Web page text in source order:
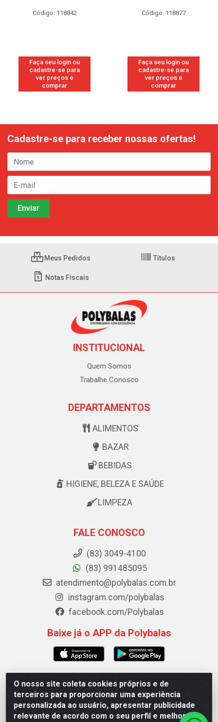
Código: 118842
Faça seu login ou
cadastre-se para
ver preços e
comprar
Código: 118877
Faça seu login ou
cadastre-se para
ver preços e
comprar
O nosso site coleta cookies próprios e de
terceiros para proporcionar uma experiência
personalizada ao usuário, apresentar publicidade
relevante de acordo com o seu perfil e melhorar a
Cadastre-se para receber nossas ofertas!
Meus Pedidos Títulos
Notas Fiscais
INSTITUCIONAL
Quem Somos
Trabalhe Conosco
DEPARTAMENTOS
ALIMENTOS
BAZAR
BEBIDAS
HIGIENE, BELEZA E SAÚDE
LIMPEZA
FALE CONOSCO
(83) 3049-4100
(83) 991485095
atendimento@polybalas.com.br
instagram.com/polybalas
facebook.com/Polybalas
Baixe já o APP da Polybalas
Polybalas - Rua João Miguel de Souza, 173 Galpão B -
Ernesto Geisel, João Pessoa/PB - CEP 58.075-075 - CNPJ
00.909.327/0002-61